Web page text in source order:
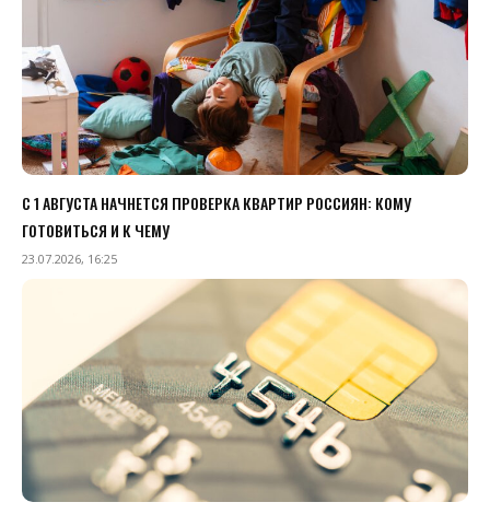
С 1 АВГУСТА НАЧНЕТСЯ ПРОВЕРКА КВАРТИР РОССИЯН: КОМУ
ГОТОВИТЬСЯ И К ЧЕМУ
23.07.2026, 16:25